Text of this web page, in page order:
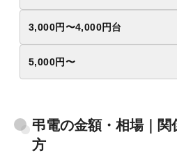
3,000円〜4,000円台
5,000円〜
弔電の金額・相場｜関
方